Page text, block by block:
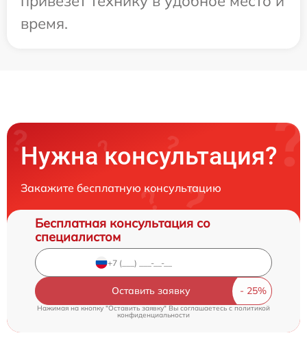
время.
Нужна консультация?
Закажите бесплатную консультацию
Бесплатная консультация со
специалистом
Оставить заявку
Нажимая на кнопку "Оставить заявку" Вы соглашаетесь cполитикой
конфиденциальности